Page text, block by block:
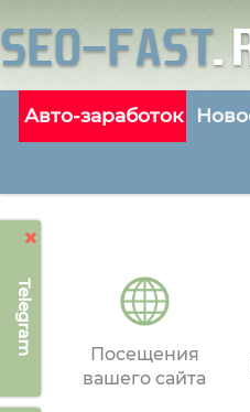
Telegram
Авто-заработок
Посещения
вашего сайта